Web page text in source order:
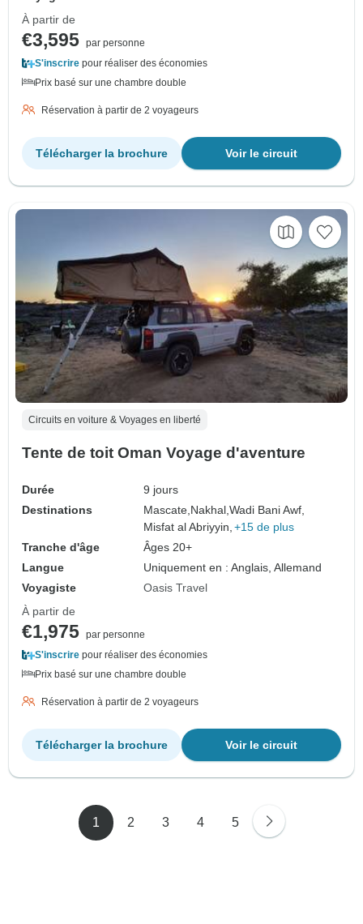
À partir de
€3,595 par personne
S'inscrire pour réaliser des économies
Prix basé sur une chambre double
Réservation à partir de 2 voyageurs
Voir le circuit
Télécharger la brochure
Circuits en voiture & Voyages en liberté
Tente de toit Oman Voyage d'aventure
Durée
9 jours
Destinations
Mascate,Nakhal,Wadi Bani Awf,
Misfat al Abriyyin, +15 de plus
Tranche d'âge
Âges 20+
Langue
Uniquement en : Anglais, Allemand
Voyagiste
Oasis Travel
À partir de
€1,975 par personne
S'inscrire pour réaliser des économies
Prix basé sur une chambre double
Réservation à partir de 2 voyageurs
Voir le circuit
Télécharger la brochure
1 2 3 4 5